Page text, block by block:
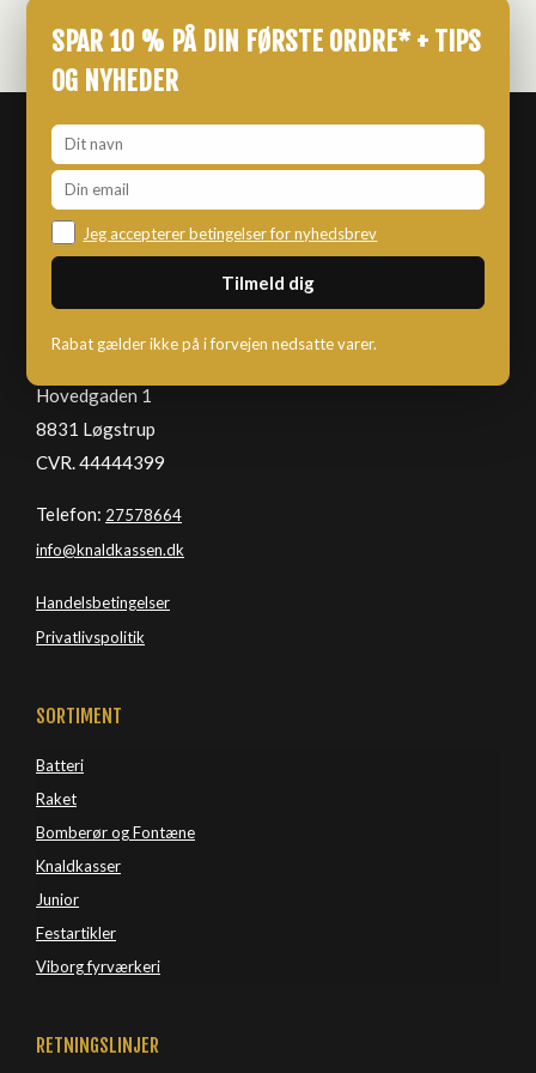
KNALDKASSEN
Hovedgaden 1
8831 Løgstrup
CVR. 44444399
Telefon: 27578664
info@knaldkassen.dk
Handelsbetingelser
Privatlivspolitik
SORTIMENT
Batteri
Raket
Bomberør og Fontæne
Knaldkasser
Junior
Festartikler
Viborg fyrværkeri
RETNINGSLINJER
SPAR 10 % PÅ DIN FØRSTE ORDRE* + TIPS
OG NYHEDER
Jeg accepterer betingelser for nyhedsbrev
Rabat gælder ikke på i forvejen nedsatte varer.